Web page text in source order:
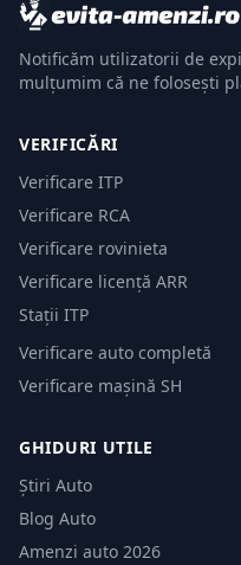
Notificăm utilizatorii de
mulțumim că ne folosești
VERIFICĂRI
Verificare ITP
Verificare RCA
Verificare rovinieta
Verificare licență ARR
Stații ITP
Verificare auto completă
Verificare mașină SH
GHIDURI UTILE
Știri Auto
Blog Auto
Amenzi auto 2026